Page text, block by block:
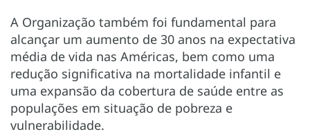
A Organização também foi fundamental para
alcançar um aumento de 30 anos na expectativa
média de vida nas Américas, bem como uma
redução significativa na mortalidade infantil e
uma expansão da cobertura de saúde entre as
populações em situação de pobreza e
vulnerabilidade.